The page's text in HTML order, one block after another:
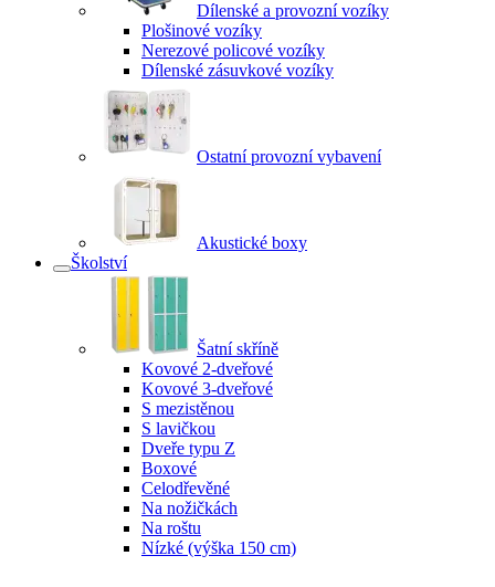
Dílenské a provozní vozíky
Plošinové vozíky
Nerezové policové vozíky
Dílenské zásuvkové vozíky
Ostatní provozní vybavení
Akustické boxy
Školství
Šatní skříně
Kovové 2-dveřové
Kovové 3-dveřové
S mezistěnou
S lavičkou
Dveře typu Z
Boxové
Celodřevěné
Na nožičkách
Na roštu
Nízké (výška 150 cm)